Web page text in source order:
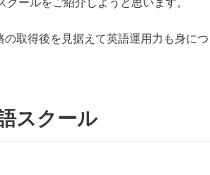
ールをご紹介しようと思います。
取得後を見据えて英語運用力も身につ
スクール